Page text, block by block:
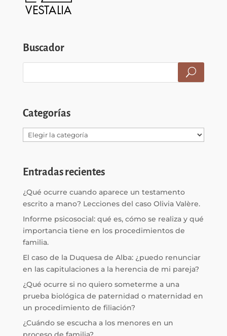
Buscador
Categorías
Categorías
Entradas recientes
¿Qué ocurre cuando aparece un testamento
escrito a mano? Lecciones del caso Olivia Valère.
Informe psicosocial: qué es, cómo se realiza y qué
importancia tiene en los procedimientos de
familia.
El caso de la Duquesa de Alba: ¿puedo renunciar
en las capitulaciones a la herencia de mi pareja?
¿Qué ocurre si no quiero someterme a una
prueba biológica de paternidad o maternidad en
un procedimiento de filiación?
¿Cuándo se escucha a los menores en un